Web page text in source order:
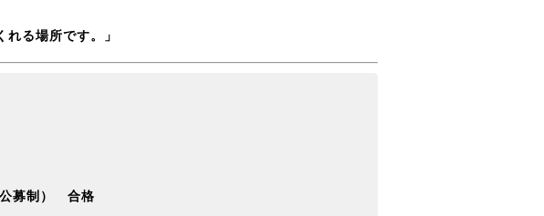
れる場所です。」
公募制） 合格